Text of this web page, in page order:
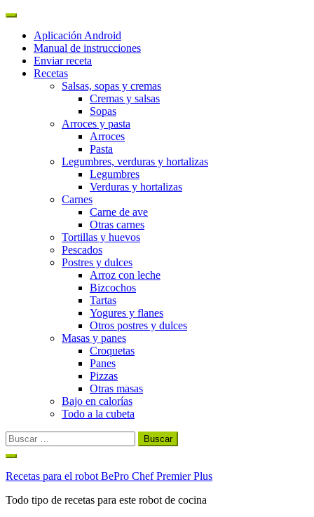
Aplicación Android
Manual de instrucciones
Enviar receta
Recetas
Salsas, sopas y cremas
Cremas y salsas
Sopas
Arroces y pasta
Arroces
Pasta
Legumbres, verduras y hortalizas
Legumbres
Verduras y hortalizas
Carnes
Carne de ave
Otras carnes
Tortillas y huevos
Pescados
Postres y dulces
Arroz con leche
Bizcochos
Tartas
Yogures y flanes
Otros postres y dulces
Masas y panes
Croquetas
Panes
Pizzas
Otras masas
Bajo en calorías
Todo a la cubeta
Buscar:
Ir
contenido
Recetas para el robot BePro Chef Premier Plus
Todo tipo de recetas para este robot de cocina